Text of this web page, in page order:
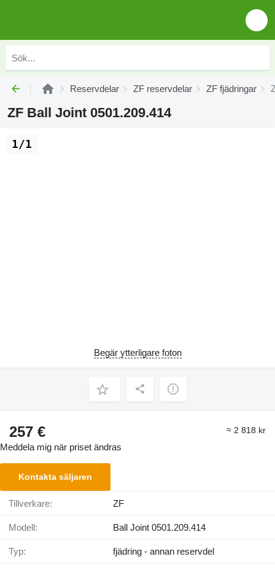
Reservdelar ZF reservdelar ZF fjädringar
ZF Ball Joint 0501.209.414
1/1
Begär ytterligare foton
257 € ≈ 2 818 kr
Meddela mig när priset ändras
Kontakta säljaren
Tillverkare: ZF
Modell: Ball Joint 0501.209.414
Typ: fjädring - annan reservdel